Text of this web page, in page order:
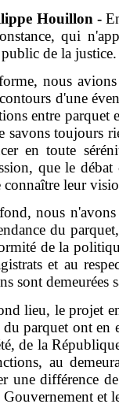
Houillon -
qui
de la justice.
nous
d'une
entre parquet
savons toujours
en toute
que le
connaître leur
nous
du
de la
et au
sont demeurées
lieu, le projet
du parquet ont en
de la
au
une différence
Gouvernement et